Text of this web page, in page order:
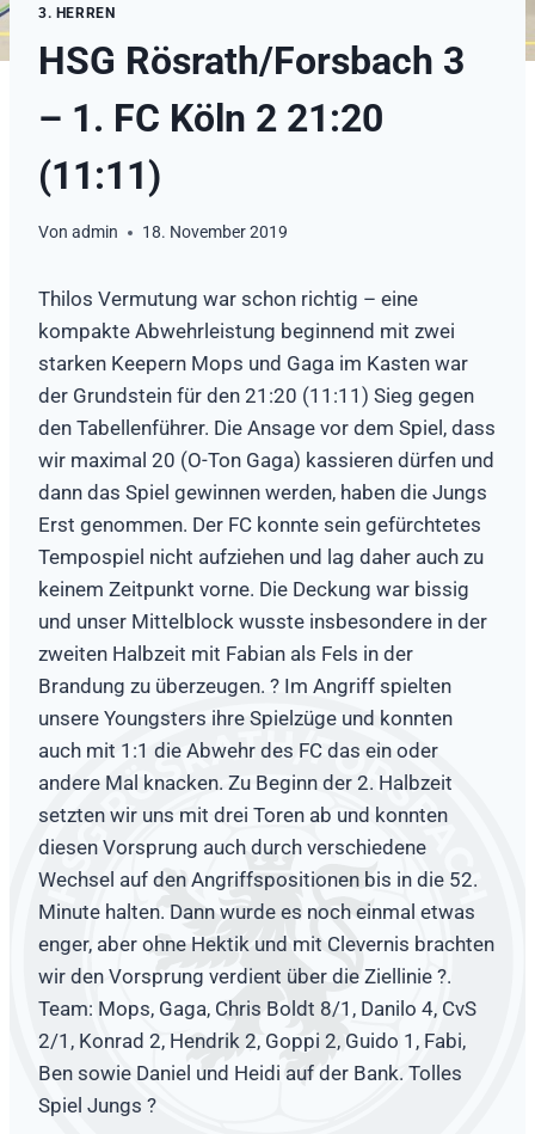
3. HERREN
HSG Rösrath/Forsbach 3
– 1. FC Köln 2 21:20
(11:11)
Von admin 18. November 2019
Thilos Vermutung war schon richtig – eine
kompakte Abwehrleistung beginnend mit zwei
starken Keepern Mops und Gaga im Kasten war
der Grundstein für den 21:20 (11:11) Sieg gegen
den Tabellenführer. Die Ansage vor dem Spiel, dass
wir maximal 20 (O-Ton Gaga) kassieren dürfen und
dann das Spiel gewinnen werden, haben die Jungs
Erst genommen. Der FC konnte sein gefürchtetes
Tempospiel nicht aufziehen und lag daher auch zu
keinem Zeitpunkt vorne. Die Deckung war bissig
und unser Mittelblock wusste insbesondere in der
zweiten Halbzeit mit Fabian als Fels in der
Brandung zu überzeugen. ? Im Angriff spielten
unsere Youngsters ihre Spielzüge und konnten
auch mit 1:1 die Abwehr des FC das ein oder
andere Mal knacken. Zu Beginn der 2. Halbzeit
setzten wir uns mit drei Toren ab und konnten
diesen Vorsprung auch durch verschiedene
Wechsel auf den Angriffspositionen bis in die 52.
Minute halten. Dann wurde es noch einmal etwas
enger, aber ohne Hektik und mit Clevernis brachten
wir den Vorsprung verdient über die Ziellinie ?.
Team: Mops, Gaga, Chris Boldt 8/1, Danilo 4, CvS
2/1, Konrad 2, Hendrik 2, Goppi 2, Guido 1, Fabi,
Ben sowie Daniel und Heidi auf der Bank. Tolles
Spiel Jungs ?